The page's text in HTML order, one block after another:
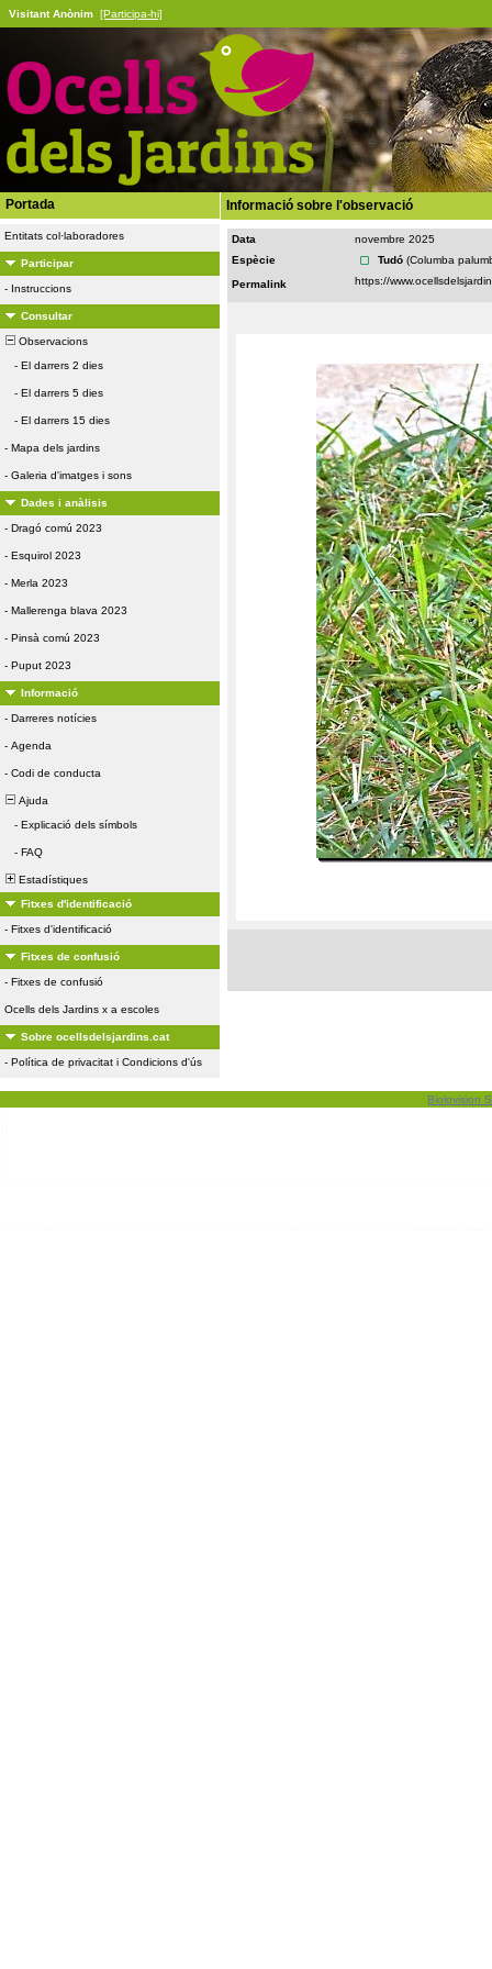
Visitant Anònim [Participa-hi]
Portada
Entitats col·laboradores
Participar
- Instruccions
Consultar
Observacions
- El darrers 2 dies
- El darrers 5 dies
- El darrers 15 dies
- Mapa dels jardins
- Galeria d'imatges i sons
Dades i anàlisis
- Dragó comú 2023
- Esquirol 2023
- Merla 2023
- Mallerenga blava 2023
- Pinsà comú 2023
- Puput 2023
Informació
- Darreres notícies
- Agenda
- Codi de conducta
Ajuda
- Explicació dels símbols
- FAQ
Estadístiques
Fitxes d'identificació
- Fitxes d'identificació
Fitxes de confusió
- Fitxes de confusió
Ocells dels Jardins x a escoles
Sobre ocellsdelsjardins.cat
- Política de privacitat i Condicions d'ús
Informació sobre l'observació
Data
novembre 2025
Espècie
Tudó (Columba
Permalink
Biolovision